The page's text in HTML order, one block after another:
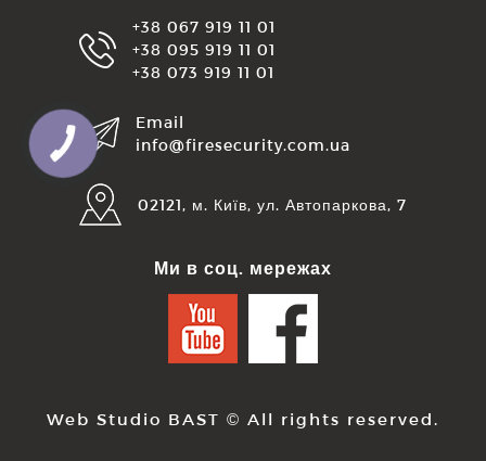
+38 067 919 11 01
+38 095 919 11 01
+38 073 919 11 01
Email
info@firesecurity.com.ua
02121, м. Київ, ул. Автопаркова, 7
Ми в соц. мережах
Web Studio BAST © All rights reserved.
КНОПКА
ЗВ'ЯЗКУ